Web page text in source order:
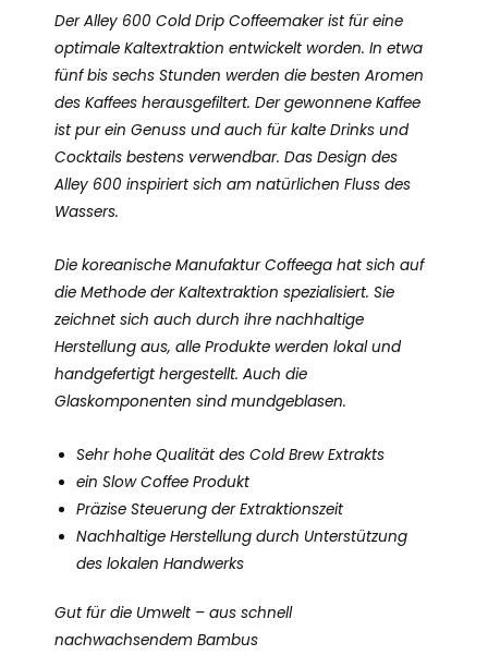
Der Alley 600 Cold Drip Coffeemaker ist für eine
optimale Kaltextraktion entwickelt worden. In etwa
fünf bis sechs Stunden werden die besten Aromen
des Kaffees herausgefiltert. Der gewonnene Kaffee
ist pur ein Genuss und auch für kalte Drinks und
Cocktails bestens verwendbar. Das Design des
Alley 600 inspiriert sich am natürlichen Fluss des
Wassers.
Die koreanische Manufaktur Coffeega hat sich auf
die Methode der Kaltextraktion spezialisiert. Sie
zeichnet sich auch durch ihre nachhaltige
Herstellung aus, alle Produkte werden lokal und
handgefertigt hergestellt. Auch die
Glaskomponenten sind mundgeblasen.
Sehr hohe Qualität des Cold Brew Extrakts
ein Slow Coffee Produkt
Präzise Steuerung der Extraktionszeit
Nachhaltige Herstellung durch Unterstützung
des lokalen Handwerks
Gut für die Umwelt – aus schnell
nachwachsendem Bambus